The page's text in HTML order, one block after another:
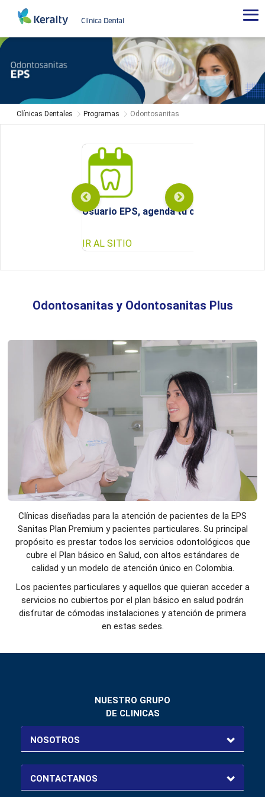
Odontosanitas
-
Clínicas
Dentales
Clínicas Dentales Programas Odontosanitas
Usuario EPS, agenda tu cita aquí
IR AL SITIO
Odontosanitas y Odontosanitas Plus
Clínicas diseñadas para la atención de pacientes de la EPS
Sanitas Plan Premium y pacientes particulares. Su principal
propósito es prestar todos los servicios odontológicos que
cubre el Plan básico en Salud, con altos estándares de
calidad y un modelo de atención único en Colombia.
Los pacientes particulares y aquellos que quieran acceder a
servicios no cubiertos por el plan básico en salud podrán
disfrutar de cómodas instalaciones y atención de primera
en estas sedes.
NUESTRO GRUPO
DE CLINICAS
NOSOTROS
CONTACTANOS